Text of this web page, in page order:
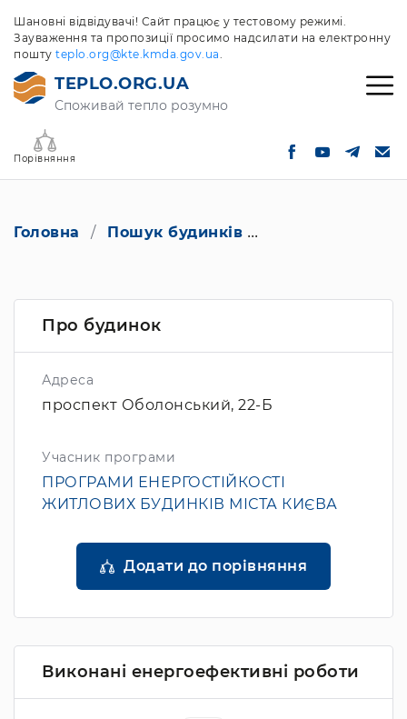
Шановні відвідувачі! Сайт працює у тестовому режимі.
Зауваження та пропозиції просимо надсилати на електронну
пошту teplo.org@kte.kmda.gov.ua.
TEPLO.ORG.UA
Споживай тепло розумно
Порівняння
Головна Пошук будинків
Про будинок
Адреса
проспект Оболонський, 22-Б
Учасник програми
ПРОГРАМИ ЕНЕРГОСТІЙКОСТІ
ЖИТЛОВИХ БУДИНКІВ МІСТА КИЄВА
Додати до порівняння
Виконані енергоефективні роботи